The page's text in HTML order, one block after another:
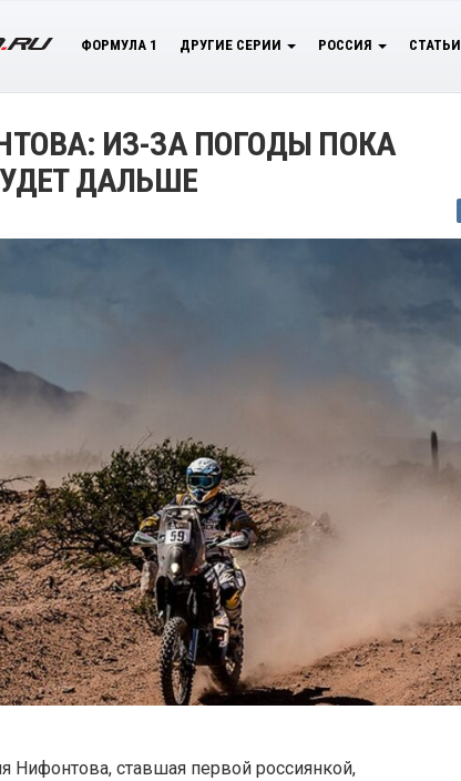
ФОРМУЛА 1 ДРУГИЕ СЕРИИ РОССИЯ СТАТЬИ
ИЗ-ЗА ПОГОДЫ ПОКА
ДАЛЬШЕ
Нифонтова, ставшая первой россиянкой,